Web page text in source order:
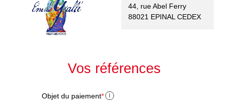
44, rue Abel Ferry
88021 EPINAL CEDEX
Vos références
Objet du paiement* i